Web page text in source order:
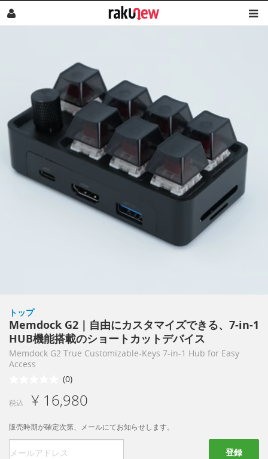
トップ
Memdock G2｜自由にカスタマイズできる、7-in-1
HUB機能搭載のショートカットデバイス
Memdock G2 True Customizable-Keys 7-in-1 Hub for Easy
Access
(0)
税込 ¥ 16,980
販売時期が確定次第、メールにてお知らせします。
登録